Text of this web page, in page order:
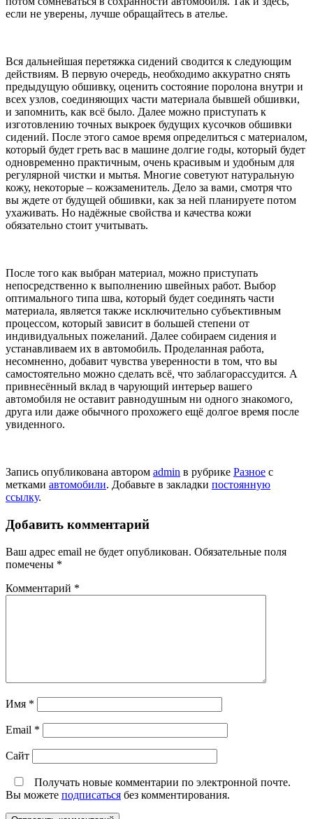
если не уверены, лучше обращайтесь в ателье.
Вся дальнейшая перетяжка сидений сводится к следующим
действиям. В первую очередь, необходимо аккуратно снять
предыдущую обшивку, оценить состояние поролона внутри и
всех узлов, соединяющих части материала бывшей обшивки,
и запомнить, как всё было. Далее можно приступать к
изготовлению точных выкроек будущих кусочков обшивки
сидений. После этого самое время определиться с материалом,
который будет греть вас в машине долгие годы, который будет
одновременно практичным, очень красивым и удобным для
регулярной чистки и мытья. Многие советуют натуральную
кожу, некоторые – кожзаменитель. Дело за вами, смотря что
вы ждете от будущей обшивки, как за ней планируете потом
ухаживать. Но надёжные свойства и качества кожи
обязательно стоит учитывать.
После того как выбран материал, можно приступать
непосредственно к выполнению швейных работ. Выбор
оптимального типа шва, который будет соединять части
материала, является также исключительно субъективным
процессом, который зависит в большей степени от
индивидуальных пожеланий. Далее собираем сидения и
устанавливаем их в автомобиль. Проделанная работа,
несомненно, добавит чувства уверенности в том, что вы
самостоятельно можно сделать всё, что заблагорассудится. А
привнесённый вклад в чарующий интерьер вашего
автомобиля не оставит равнодушным ни одного знакомого,
друга или даже обычного прохожего ещё долгое время после
увиденного.
Запись опубликована автором admin в рубрике Разное с
метками автомобили. Добавьте в закладки постоянную
ссылку.
Добавить комментарий
Ваш адрес email не будет опубликован. Обязательные поля
помечены *
Комментарий *
Имя *
Email *
Сайт
Получать новые комментарии по электронной почте.
Вы можете подписаться без комментирования.